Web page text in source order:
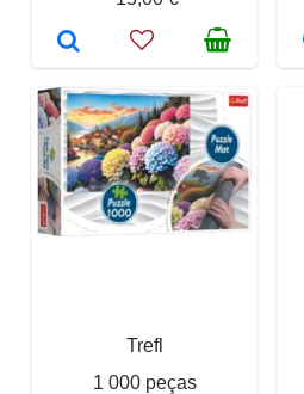
Trefl
1 000 peças